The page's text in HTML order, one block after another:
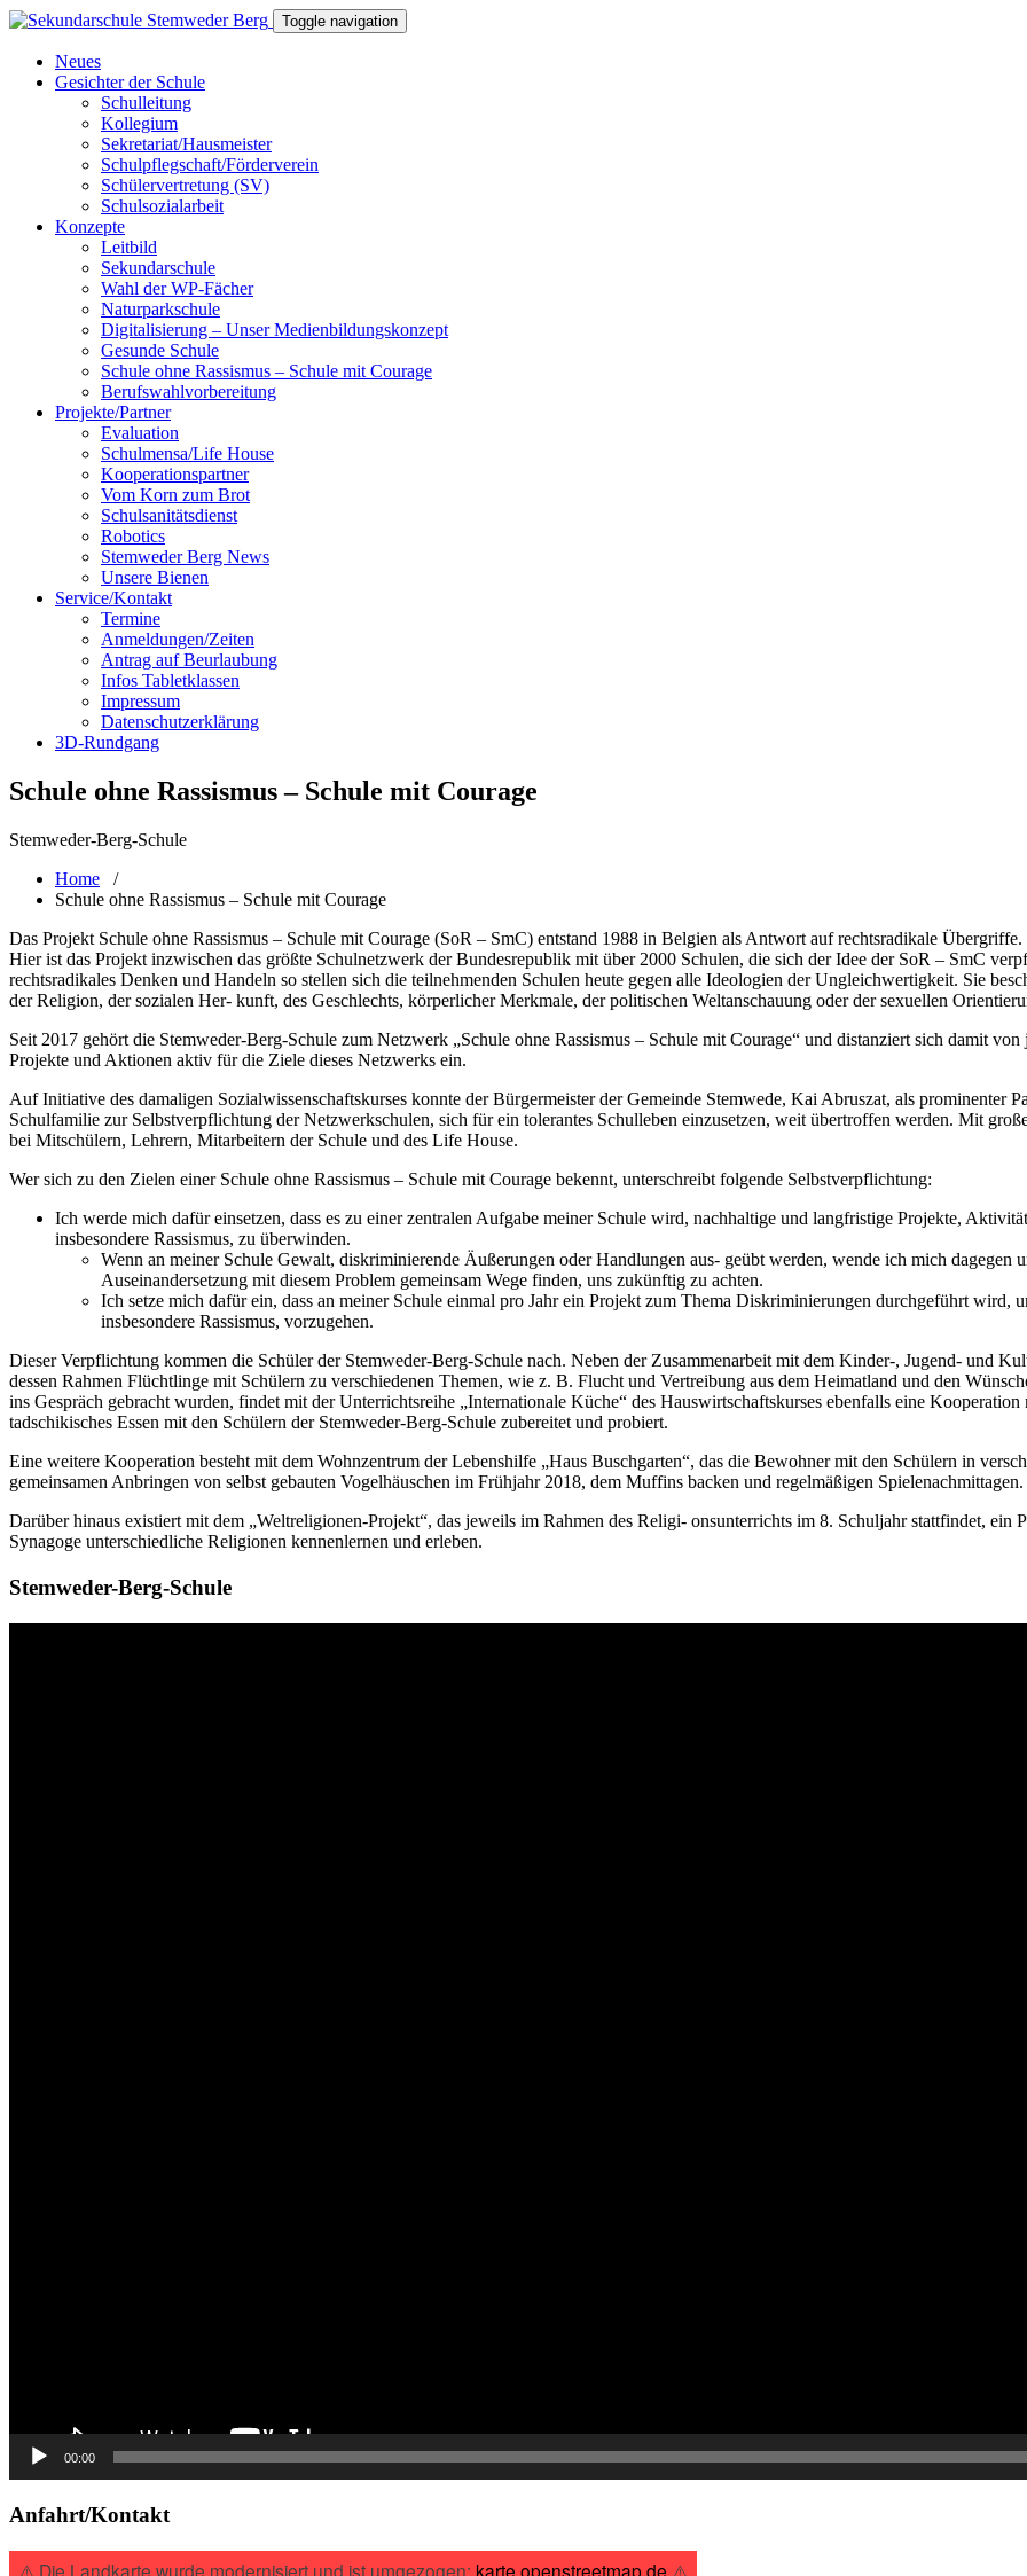
Toggle navigation
Neues
Gesichter der Schule
Schulleitung
Kollegium
Sekretariat/Hausmeister
Schulpflegschaft/Förderverein
Schülervertretung (SV)
Schulsozialarbeit
Konzepte
Leitbild
Sekundarschule
Wahl der WP-Fächer
Naturparkschule
Digitalisierung – Unser Medienbildungskonzept
Gesunde Schule
Schule ohne Rassismus – Schule mit Courage
Berufswahlvorbereitung
Projekte/Partner
Evaluation
Schulmensa/Life House
Kooperationspartner
Vom Korn zum Brot
Schulsanitätsdienst
Robotics
Stemweder Berg News
Unsere Bienen
Service/Kontakt
Termine
Anmeldungen/Zeiten
Antrag auf Beurlaubung
Infos Tabletklassen
Impressum
Datenschutzerklärung
3D-Rundgang
Schule ohne Rassismus – Schule mit Courage
Stemweder-Berg-Schule
Home /
Schule ohne Rassismus – Schule mit Courage
Das Projekt Schule ohne Rassismus – Schule mit Courage (SoR – SmC) entstand 1988 in Belgien als Antwort auf rechtsradikale
Hier ist das Projekt inzwischen das größte Schulnetzwerk der Bundesrepublik mit über 2000 Schulen, die sich der Idee der SoR – SmC
rechtsradikales Denken und Handeln so stellen sich die teilnehmenden Schulen heute gegen alle Ideologien der Ungleichwertigkeit. Sie
der Religion, der sozialen Her- kunft, des Geschlechts, körperlicher Merkmale, der politischen Weltanschauung oder der sexuellen
Seit 2017 gehört die Stemweder-Berg-Schule zum Netzwerk „Schule ohne Rassismus – Schule mit Courage“ und distanziert sich damit
Projekte und Aktionen aktiv für die Ziele dieses Netzwerks ein.
Auf Initiative des damaligen Sozialwissenschaftskurses konnte der Bürgermeister der Gemeinde Stemwede, Kai Abruszat, als prominenter
Schulfamilie zur Selbstverpflichtung der Netzwerkschulen, sich für ein tolerantes Schulleben einzusetzen, weit übertroffen werden. Mit
bei Mitschülern, Lehrern, Mitarbeitern der Schule und des Life House.
Wer sich zu den Zielen einer Schule ohne Rassismus – Schule mit Courage bekennt, unterschreibt folgende Selbstverpflichtung:
Ich werde mich dafür einsetzen, dass es zu einer zentralen Aufgabe meiner Schule wird, nachhaltige und langfristige Projekte,
insbesondere Rassismus, zu überwinden.
Wenn an meiner Schule Gewalt, diskriminierende Äußerungen oder Handlungen aus- geübt werden, wende ich mich dagegen
Auseinandersetzung mit diesem Problem gemeinsam Wege finden, uns zukünftig zu achten.
Ich setze mich dafür ein, dass an meiner Schule einmal pro Jahr ein Projekt zum Thema Diskriminierungen durchgeführt
insbesondere Rassismus, vorzugehen.
Dieser Verpflichtung kommen die Schüler der Stemweder-Berg-Schule nach. Neben der Zusammenarbeit mit dem Kinder-, Jugend- und
dessen Rahmen Flüchtlinge mit Schülern zu verschiedenen Themen, wie z. B. Flucht und Vertreibung aus dem Heimatland und den
ins Gespräch gebracht wurden, findet mit der Unterrichtsreihe „Internationale Küche“ des Hauswirtschaftskurses ebenfalls eine
tadschikisches Essen mit den Schülern der Stemweder-Berg-Schule zubereitet und probiert.
Eine weitere Kooperation besteht mit dem Wohnzentrum der Lebenshilfe „Haus Buschgarten“, das die Bewohner mit den Schülern in
gemeinsamen Anbringen von selbst gebauten Vogelhäuschen im Frühjahr 2018, dem Muffins backen und regelmäßigen Spielenachmittagen.
Darüber hinaus existiert mit dem „Weltreligionen-Projekt“, das jeweils im Rahmen des Religi- onsunterrichts im 8. Schuljahr stattfindet, ein
Synagoge unterschiedliche Religionen kennenlernen und erleben.
Stemweder-Berg-Schule
00:00
Anfahrt/Kontakt